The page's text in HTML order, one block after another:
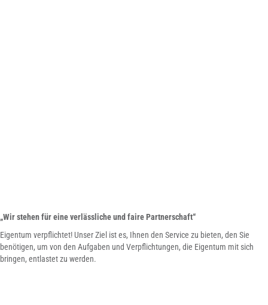
„Wir stehen für eine verlässliche und faire Partnerschaft“
Eigentum verpflichtet! Unser Ziel ist es, Ihnen den Service zu bieten, den Sie
benötigen, um von den Aufgaben und Verpflichtungen, die Eigentum mit sich
bringen, entlastet zu werden.